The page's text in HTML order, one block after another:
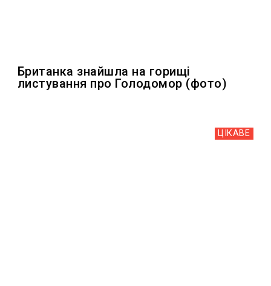
Британка знайшла на горищі
листування про Голодомор (фото)
ЦІКАВЕ